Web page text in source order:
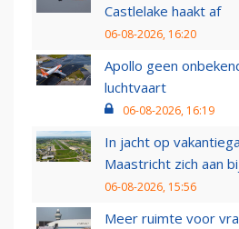
Castlelake haakt af
06-08-2026, 16:20
Apollo geen
luchtvaart
06-08-2026, 16:19
In jacht op
Maastricht zich aan
06-08-2026, 15:56
Meer ruimte voor